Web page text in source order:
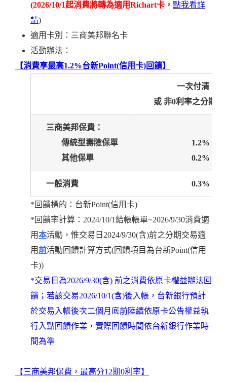
(2026/10/1起消費將轉為適用Richart卡， 點我看詳
請)
適用卡別：三商美邦聯名卡
活動辦法：
【消費享最高1.2%台新Point(信用卡)回饋】
一次付清
或 非0利率之分期交
三商美邦保費 ：
傳統型壽險保單
其他保單
1.2%
0.2%
一般消費 0.3%
*回饋標的：台新Point(信用卡)
*回饋率計算：2024/10/1結帳帳單~2026/9/30消費適
用本活動，惟交易日2024/9/30(含)前之分期交易適
用前活動回饋計算方式(回饋項目為台新Point(信用
卡))
*交易日為2026/9/30(含) 前之消費依原卡權益辦法回
饋；若該交易2026/10/1(含)後入帳，台新銀行預計
於交易入帳後次二個月底前陸續依原卡公告權益執
行入點回饋作業，實際回饋時間依台新銀行作業時
間為準
【三商美邦保費，最高分12期0利率】